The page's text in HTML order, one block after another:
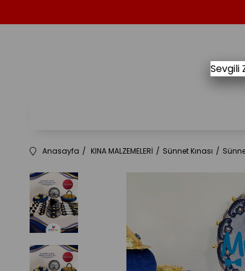
Anasayfa KINA MALZEMELERİ Sünnet Kınası
Sevgili